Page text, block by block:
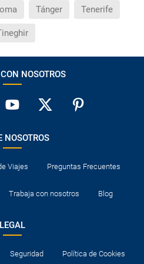
Tánger Tenerife
NOSOTROS
NOSOTROS
Viajes Preguntas Frecuentes
Trabaja con nosotros Blog
LEGAL
Seguridad Política de Cookies